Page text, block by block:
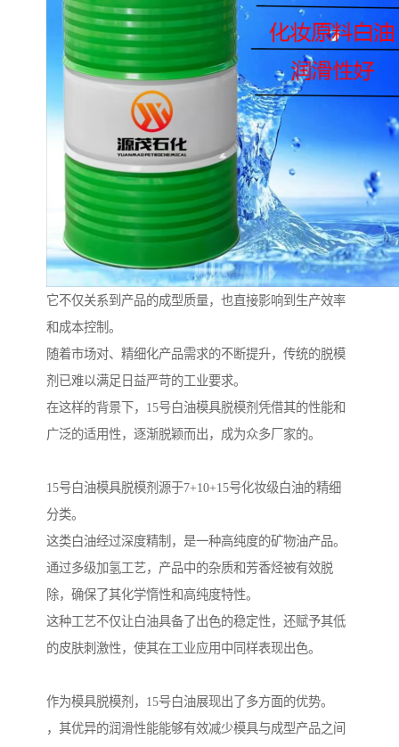
它不仅关系到产品的成型质量，也直接影响到生产效率
和成本控制。
随着市场对、精细化产品需求的不断提升，传统的脱模
剂已难以满足日益严苛的工业要求。
在这样的背景下，15号白油模具脱模剂凭借其的性能和
广泛的适用性，逐渐脱颖而出，成为众多厂家的。
15号白油模具脱模剂源于7+10+15号化妆级白油的精细
分类。
这类白油经过深度精制，是一种高纯度的矿物油产品。
通过多级加氢工艺，产品中的杂质和芳香烃被有效脱
除，确保了其化学惰性和高纯度特性。
这种工艺不仅让白油具备了出色的稳定性，还赋予其低
的皮肤刺激性，使其在工业应用中同样表现出色。
作为模具脱模剂，15号白油展现出了多方面的优势。
，其优异的润滑性能能够有效减少模具与成型产品之间